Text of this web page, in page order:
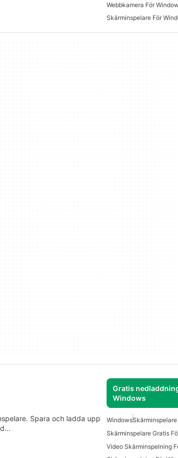
Webbkamera För
Skärminspelare För
Gratis
Windows
Spara och ladda upp
Windows
Skärminspelare Gratis